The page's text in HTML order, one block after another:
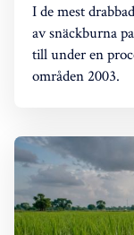
I de mest
av snäckburna
till under en
områden 2003.